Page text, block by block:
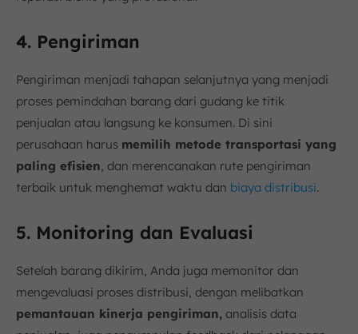
4. Pengiriman
Pengiriman menjadi tahapan selanjutnya yang menjadi
proses pemindahan barang dari gudang ke titik
penjualan atau langsung ke konsumen. Di sini
perusahaan harus memilih metode transportasi yang
paling efisien, dan merencanakan rute pengiriman
terbaik untuk menghemat waktu dan biaya distribusi.
5. Monitoring dan Evaluasi
Setelah barang dikirim, Anda juga memonitor dan
mengevaluasi proses distribusi, dengan melibatkan
pemantauan kinerja pengiriman, analisis data